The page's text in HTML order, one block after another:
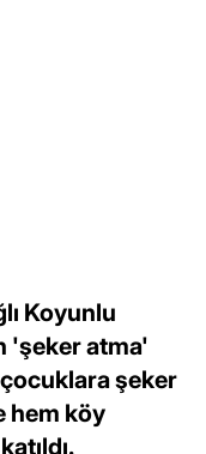
Koyunlu
'şeker atma'
şeker
hem köy